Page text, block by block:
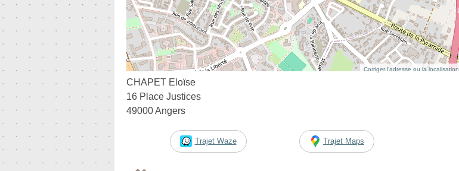
Corriger l’adresse ou la localisation
CHAPET Eloïse
16 Place Justices
49000 Angers
Trajet Waze Trajet Maps